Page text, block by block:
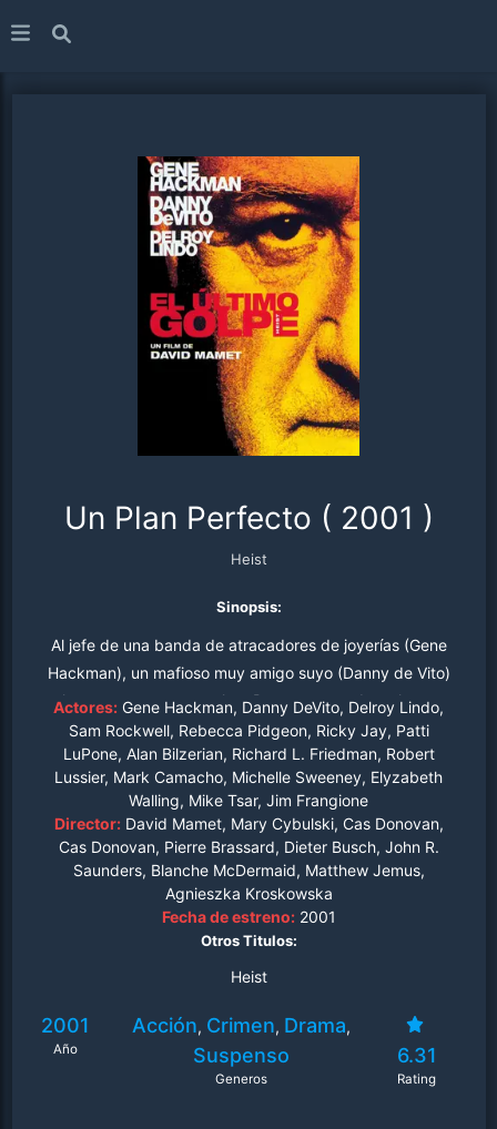
Un Plan Perfecto ( 2001 )
Heist
Sinopsis:
Al jefe de una banda de atracadores de joyerías (Gene
Hackman), un mafioso muy amigo suyo (Danny de Vito)
le encarga un gran golpe. Pero, a pesar de su larga
amistad, el mafioso envía a su sobrino para supervisar el
plan, que ha sido meticulosamente preparado, y para
evitar que alguien se escape con el botín.
Actores: Gene Hackman, Danny DeVito, Delroy Lindo,
Sam Rockwell, Rebecca Pidgeon, Ricky Jay, Patti
LuPone, Alan Bilzerian, Richard L. Friedman, Robert
Lussier, Mark Camacho, Michelle Sweeney, Elyzabeth
Walling, Mike Tsar, Jim Frangione
Director: David Mamet, Mary Cybulski, Cas Donovan,
Cas Donovan, Pierre Brassard, Dieter Busch, John R.
Saunders, Blanche McDermaid, Matthew Jemus,
Agnieszka Kroskowska
Fecha de estreno: 2001
Otros Titulos:
Heist
2001
Año
Acción, Crimen, Drama,
Suspenso
Generos
6.31
Rating